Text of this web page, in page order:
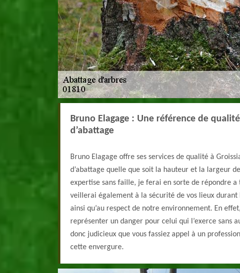
Bruno Elagage : Une référence de
d’abattage
Bruno Elagage offre ses services de qualité à
d’abattage quelle que soit la hauteur et la largeur
expertise sans faille, je ferai en sorte de répondre a
veillerai également à la sécurité de vos lieux durant
ainsi qu’au respect de notre environnement. En
représenter un danger pour celui qui l’exerce sans
donc judicieux que vous fassiez appel à un
cette envergure.